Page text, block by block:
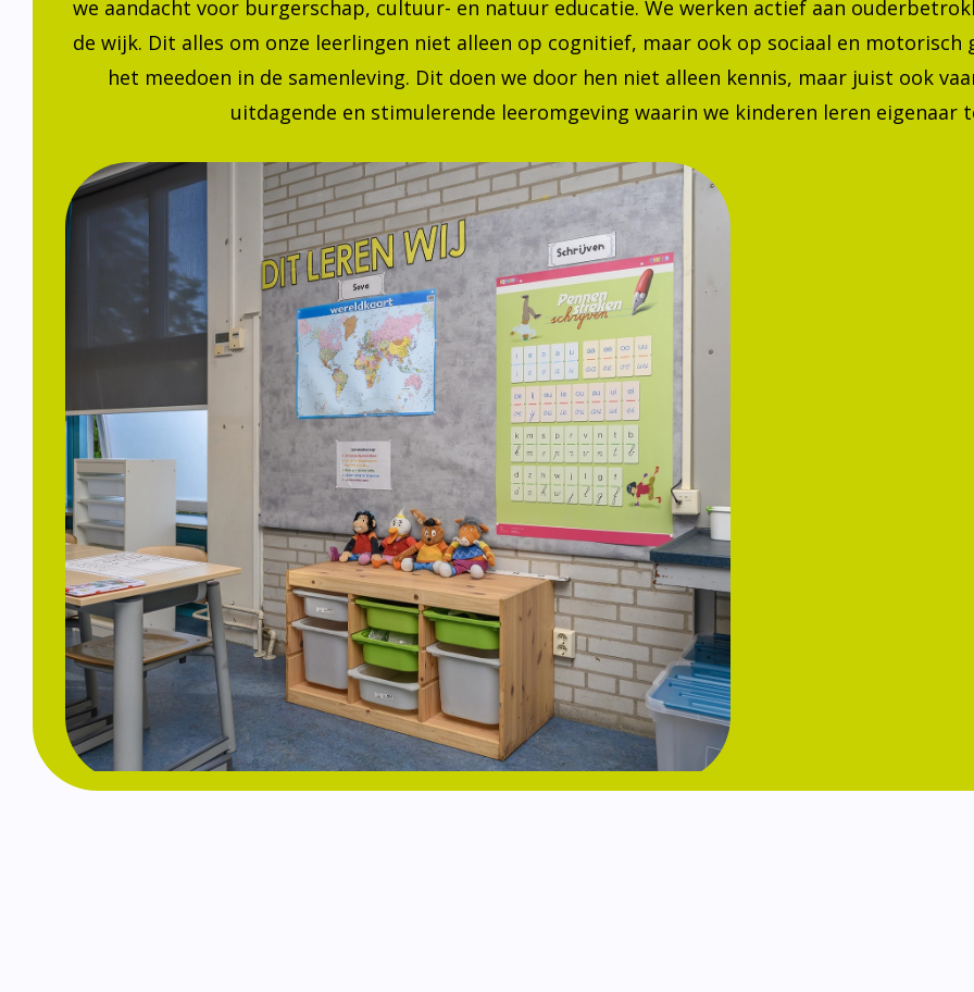
de wijk. Dit alles om onze leerlingen niet alleen op cognitief, maar ook op sociaal en
het meedoen in de samenleving. Dit doen we door hen niet alleen kennis, maar juist ook
uitdagende en stimulerende leeromgeving waarin we kinderen leren eigenaar